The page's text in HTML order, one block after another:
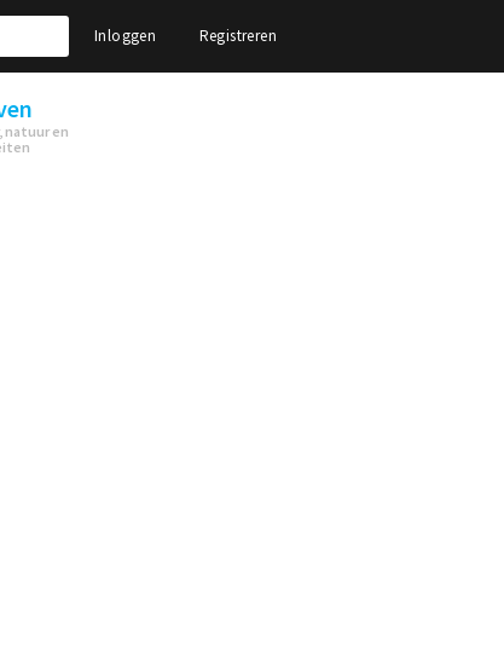
Inloggen Registreren
natuur en